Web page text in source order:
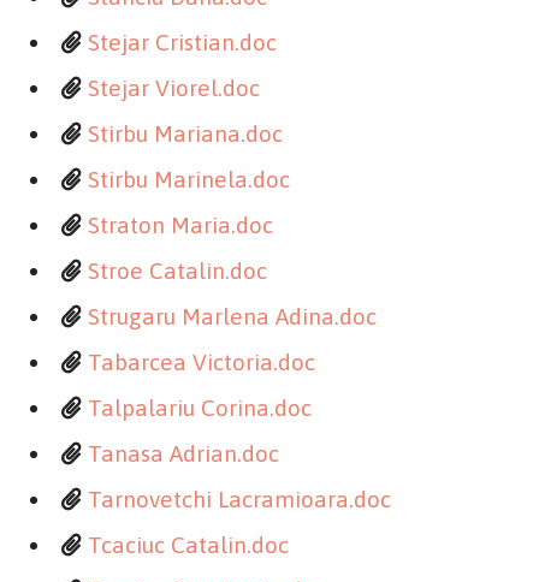
Stejar Cristian.doc
Stejar Viorel.doc
Stirbu Mariana.doc
Stirbu Marinela.doc
Straton Maria.doc
Stroe Catalin.doc
Strugaru Marlena Adina.doc
Tabarcea Victoria.doc
Talpalariu Corina.doc
Tanasa Adrian.doc
Tarnovetchi Lacramioara.doc
Tcaciuc Catalin.doc